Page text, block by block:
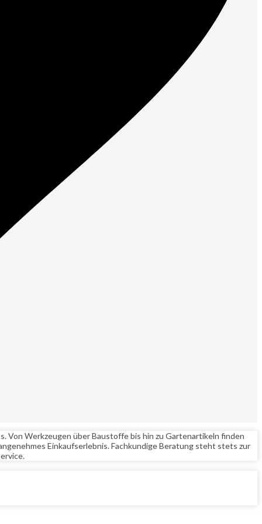
Von Werkzeugen über Baustoffe bis hin zu Gartenartikeln finden
Einkaufserlebnis. Fachkundige Beratung steht stets zur